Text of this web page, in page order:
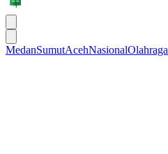
MedanSumutAcehNasionalOlahraga